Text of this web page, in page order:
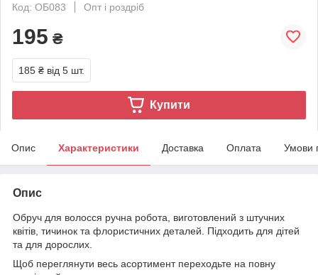
Код: ОБ083
Опт і роздріб
195 ₴
185 ₴ від 5 шт.
Купити
Опис Характеристики Доставка Оплата Умови
Опис
Обруч для волосся ручна робота, виготовлений з штучних
квітів, тичинок та флористичних деталей. Підходить для дітей
та для дорослих.
Щоб переглянути весь асортимент переходьте на повну